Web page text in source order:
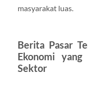
masyarakat luas.
Berita Pasar
Ekonomi yang
Sektor